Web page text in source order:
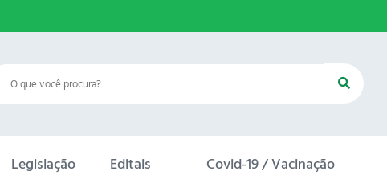
Legislação Editais Covid-19 / Vacinação